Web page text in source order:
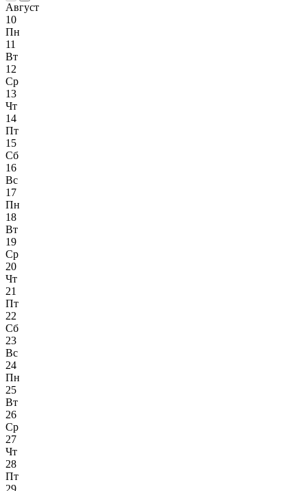
Август
10
Пн
11
Вт
12
Ср
13
Чт
14
Пт
15
Сб
16
Вс
17
Пн
18
Вт
19
Ср
20
Чт
21
Пт
22
Сб
23
Вс
24
Пн
25
Вт
26
Ср
27
Чт
28
Пт
29